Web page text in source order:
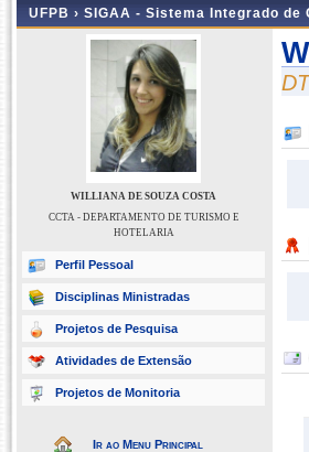
UFPB › SIGAA - Sistema Integrado
WILLIANA DE SOUZA COSTA
CCTA - DEPARTAMENTO DE TURISMO E
HOTELARIA
Perfil Pessoal
Disciplinas Ministradas
Projetos de Pesquisa
Atividades de Extensão
Projetos de Monitoria
Ir ao Menu Principal